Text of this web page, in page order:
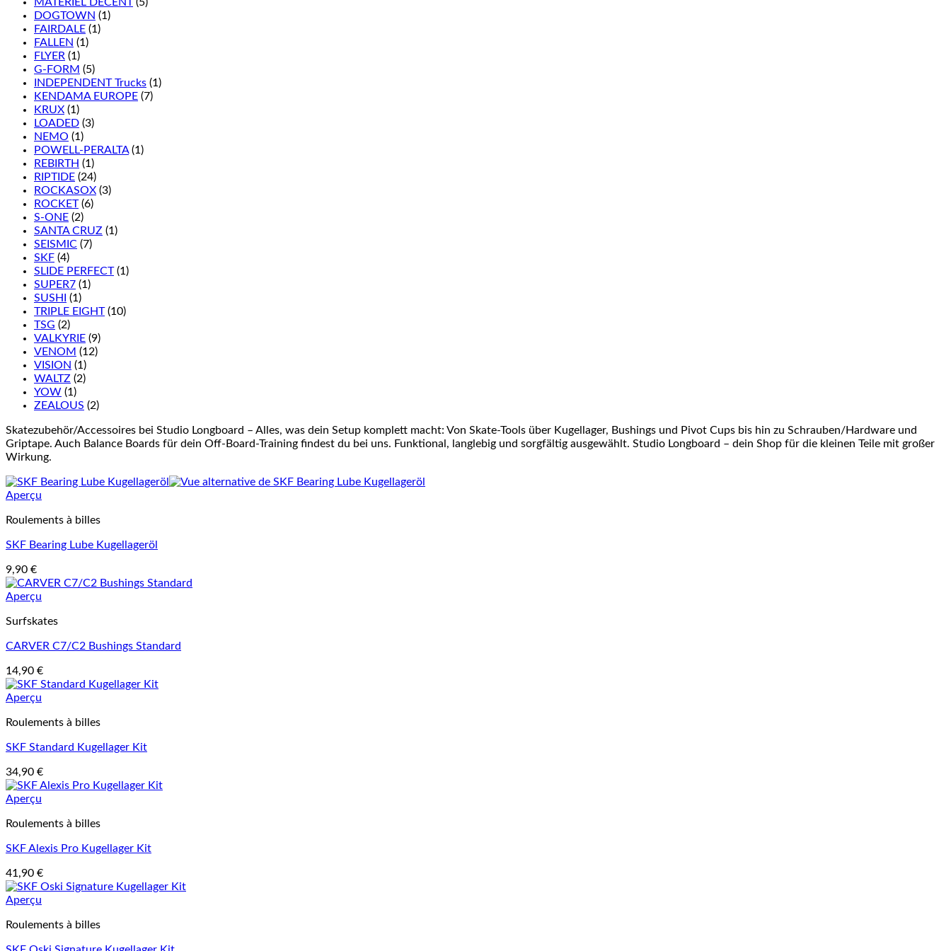
DOGTOWN (1)
FAIRDALE (1)
FALLEN (1)
FLYER (1)
G-FORM (5)
INDEPENDENT Trucks (1)
KENDAMA EUROPE (7)
KRUX (1)
LOADED (3)
NEMO (1)
POWELL-PERALTA (1)
REBIRTH (1)
RIPTIDE (24)
ROCKASOX (3)
ROCKET (6)
S-ONE (2)
SANTA CRUZ (1)
SEISMIC (7)
SKF (4)
SLIDE PERFECT (1)
SUPER7 (1)
SUSHI
(1)
TRIPLE EIGHT (10)
TSG (2)
VALKYRIE (9)
VENOM (12)
VISION (1)
WALTZ (2)
YOW (1)
ZEALOUS (2)
Skatezubehör/Accessoires bei Studio Longboard – Alles, was dein Setup komplett macht: Von Skate-Tools über Kugellager, Bushings und Pivot Cups bis hin zu Schrauben/Hardware und
Griptape. Auch Balance Boards für dein Off-Board-Training findest du bei uns. Funktional, langlebig und sorgfältig ausgewählt. Studio Longboard – dein Shop für die kleinen Teile mit großer
Wirkung.
Aperçu
Roulements à billes
SKF Bearing Lube Kugellageröl
9,90 €
Aperçu
Surfskates
CARVER C7/C2 Bushings Standard
14,90 €
Aperçu
Roulements à billes
SKF Standard Kugellager Kit
34,90 €
Aperçu
Roulements à billes
SKF Alexis Pro Kugellager Kit
41,90 €
Aperçu
Roulements à billes